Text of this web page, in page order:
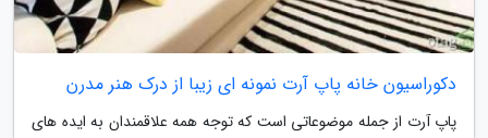
دکوراسیون خانه پاپ آرت نمونه ای زیبا از درک هنر مدرن
پاپ آرت از جمله موضوعاتی است که توجه همه علاقمندان به ایده های